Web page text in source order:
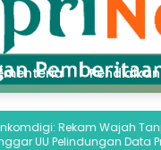
Pendidikan
Rekam Wajah Tanpa Izin
Data Pribadi